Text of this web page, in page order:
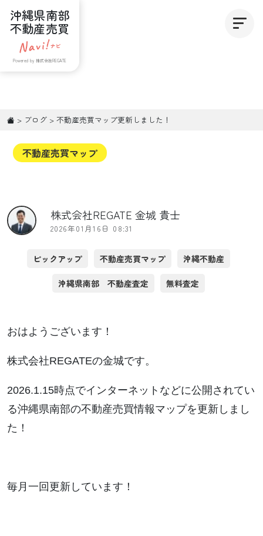
沖縄県南部
不動産売買
Powered by 株式会社REGATE
> ブログ > 不動産売買マップ更新しました！
不動産売買マップ
株式会社REGATE 金城 貴士
2026年01月16日 08:31
ピックアップ 不動産売買マップ 沖縄不動産
沖縄県南部 不動産査定 無料査定
おはようございます！
株式会社REGATEの金城です。
2026.1.15時点でインターネットなどに公開されてい
る沖縄県南部の不動産売買情報マップを更新しまし
た！
毎月一回更新しています！